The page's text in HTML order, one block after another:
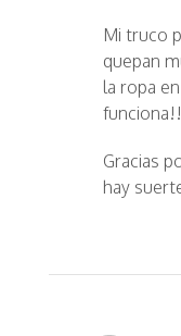
Mi truco
quepan
la ropa
Gracias
hay